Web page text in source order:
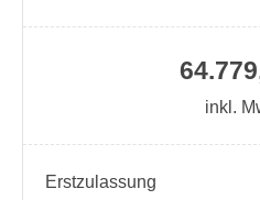
inkl.
Erstzulassung